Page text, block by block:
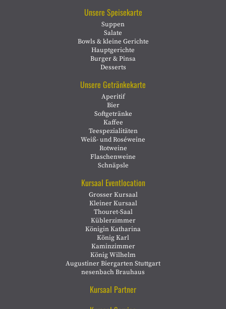
Unsere Speisekarte
Suppen
Salate
Bowls & kleine Gerichte
Hauptgerichte
Burger & Pinsa
Desserts
Unsere Getränkekarte
Aperitif
Bier
Softgetränke
Kaffee
Teespezialitäten
Weiß- und Roséweine
Rotweine
Flaschenweine
Schnäpsle
Kursaal Eventlocation
Grosser Kursaal
Kleiner Kursaal
Thouret-Saal
Küblerzimmer
Königin Katharina
König Karl
Kaminzimmer
König Wilhelm
Augustiner Biergarten Stuttgart
nesenbach Brauhaus
Kursaal Partner